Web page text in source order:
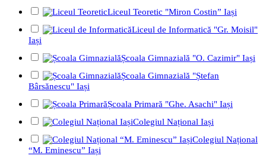
Liceul Teoretic "Miron Costin” Iași
Liceul de Informatică "Gr. Moisil"
Iași
Școala Gimnazială "O. Cazimir" Iași
Școala Gimnazială "Ștefan
Bârsănescu" Iași
Școala Primară "Ghe. Asachi" Iași
Colegiul Național Iași
Colegiul Național
“M. Eminescu” Iași